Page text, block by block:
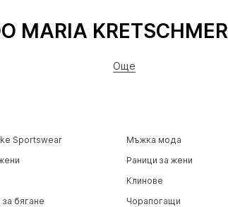
Sportswear Мъжка мода
Раници за жени
Клинове
бягане Чорапогащи
MARIA KRETSCHMER
Още